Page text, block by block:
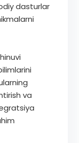
dasturlar
va